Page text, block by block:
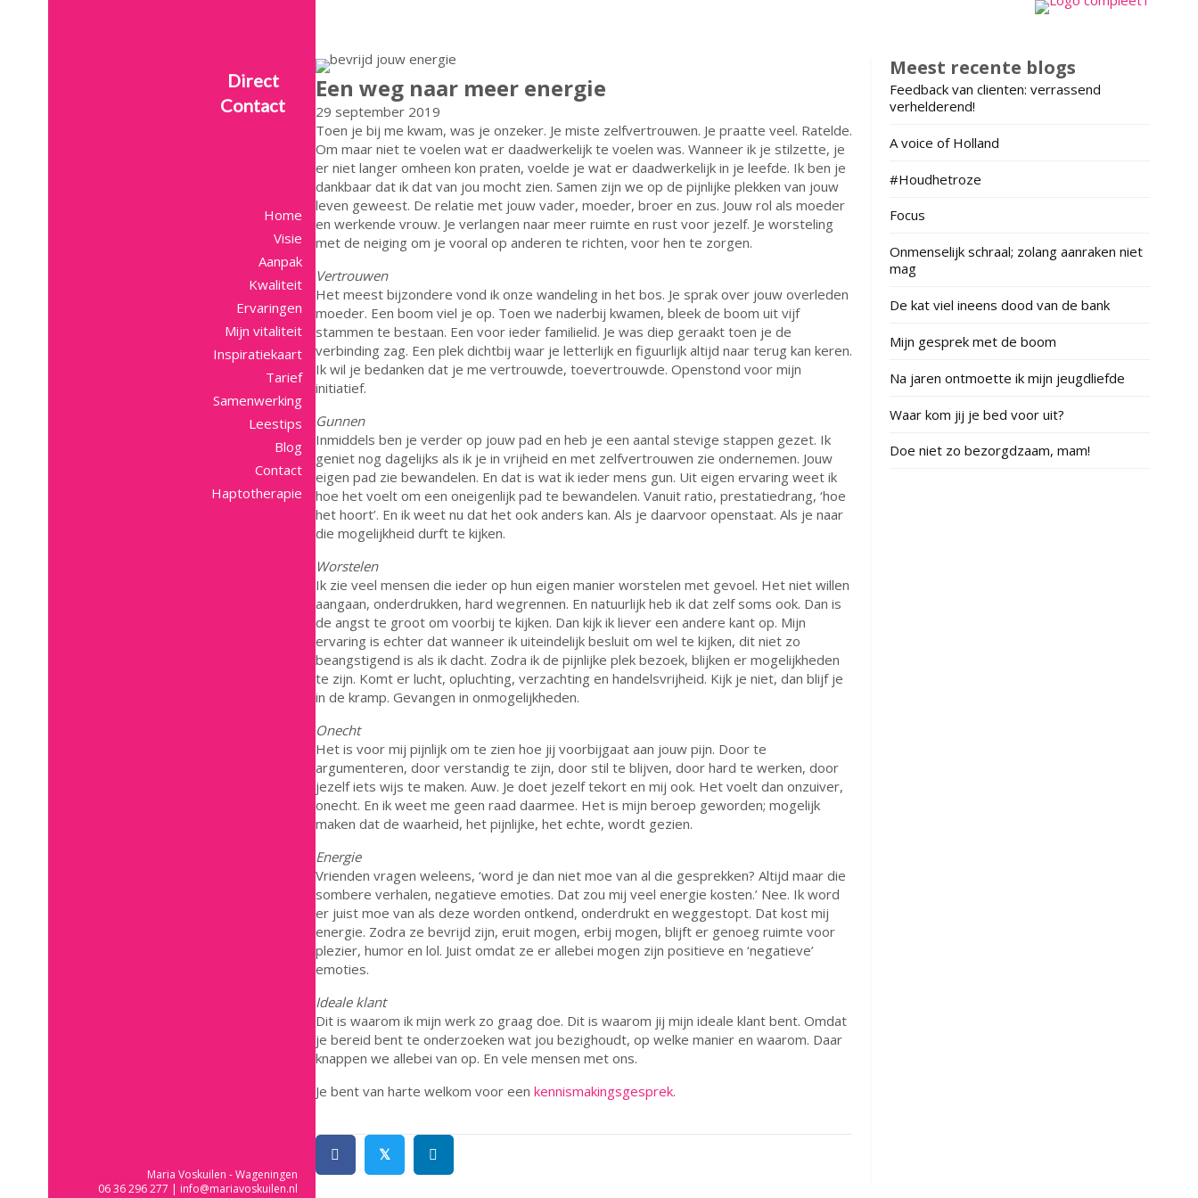
Direct
Contact
Home
Visie
Aanpak
Kwaliteit
Ervaringen
Mijn vitaliteit
Inspiratiekaart
Tarief
Samenwerking
Leestips
Blog
Contact
Haptotherapie
Maria Voskuilen - Wageningen
06 36 296 277 | info@mariavoskuilen.nl
Een weg naar meer energie
29 september 2019
Toen je bij me kwam, was je onzeker. Je miste zelfvertrouwen. Je praatte veel. Ratelde.
Om maar niet te voelen wat er daadwerkelijk te voelen was. Wanneer ik je stilzette, je
er niet langer omheen kon praten, voelde je wat er daadwerkelijk in je leefde. Ik ben je
dankbaar dat ik dat van jou mocht zien. Samen zijn we op de pijnlijke plekken van jouw
leven geweest. De relatie met jouw vader, moeder, broer en zus. Jouw rol als moeder
en werkende vrouw. Je verlangen naar meer ruimte en rust voor jezelf. Je worsteling
met de neiging om je vooral op anderen te richten, voor hen te zorgen.
Vertrouwen
Het meest bijzondere vond ik onze wandeling in het bos. Je sprak over jouw overleden
moeder. Een boom viel je op. Toen we naderbij kwamen, bleek de boom uit vijf
stammen te bestaan. Een voor ieder familielid. Je was diep geraakt toen je de
verbinding zag. Een plek dichtbij waar je letterlijk en figuurlijk altijd naar terug kan keren.
Ik wil je bedanken dat je me vertrouwde, toevertrouwde. Openstond voor mijn
initiatief.
Gunnen
Inmiddels ben je verder op jouw pad en heb je een aantal stevige stappen gezet. Ik
geniet nog dagelijks als ik je in vrijheid en met zelfvertrouwen zie ondernemen. Jouw
eigen pad zie bewandelen. En dat is wat ik ieder mens gun. Uit eigen ervaring weet ik
hoe het voelt om een oneigenlijk pad te bewandelen. Vanuit ratio, prestatiedrang, ‘hoe
het hoort’. En ik weet nu dat het ook anders kan. Als je daarvoor openstaat. Als je naar
die mogelijkheid durft te kijken.
Worstelen
Ik zie veel mensen die ieder op hun eigen manier worstelen met gevoel. Het niet willen
aangaan, onderdrukken, hard wegrennen. En natuurlijk heb ik dat zelf soms ook. Dan is
de angst te groot om voorbij te kijken. Dan kijk ik liever een andere kant op. Mijn
ervaring is echter dat wanneer ik uiteindelijk besluit om wel te kijken, dit niet zo
beangstigend is als ik dacht. Zodra ik de pijnlijke plek bezoek, blijken er mogelijkheden
te zijn. Komt er lucht, opluchting, verzachting en handelsvrijheid. Kijk je niet, dan blijf je
in de kramp. Gevangen in onmogelijkheden.
Onecht
Het is voor mij pijnlijk om te zien hoe jij voorbijgaat aan jouw pijn. Door te
argumenteren, door verstandig te zijn, door stil te blijven, door hard te werken, door
jezelf iets wijs te maken. Auw. Je doet jezelf tekort en mij ook. Het voelt dan onzuiver,
onecht. En ik weet me geen raad daarmee. Het is mijn beroep geworden; mogelijk
maken dat de waarheid, het pijnlijke, het echte, wordt gezien.
Energie
Vrienden vragen weleens, ‘word je dan niet moe van al die gesprekken? Altijd maar die
sombere verhalen, negatieve emoties. Dat zou mij veel energie kosten.’ Nee. Ik word
er juist moe van als deze worden ontkend, onderdrukt en weggestopt. Dat kost mij
energie. Zodra ze bevrijd zijn, eruit mogen, erbij mogen, blijft er genoeg ruimte voor
plezier, humor en lol. Juist omdat ze er allebei mogen zijn positieve en ‘negatieve’
emoties.
Ideale klant
Dit is waarom ik mijn werk zo graag doe. Dit is waarom jij mijn ideale klant bent. Omdat
je bereid bent te onderzoeken wat jou bezighoudt, op welke manier en waarom. Daar
knappen we allebei van op. En vele mensen met ons.
Je bent van harte welkom voor een kennismakingsgesprek.
𝕏
Meest recente blogs
Feedback van clienten: verrassend
verhelderend!
A voice of Holland
#Houdhetroze
Focus
Onmenselijk schraal; zolang aanraken niet
mag
De kat viel ineens dood van de bank
Mijn gesprek met de boom
Na jaren ontmoette ik mijn jeugdliefde
Waar kom jij je bed voor uit?
Doe niet zo bezorgdzaam, mam!